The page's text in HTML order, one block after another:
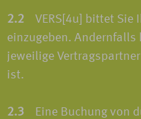
2.2 VERS[4u] bittet Sie
einzugeben. Andernfalls
jeweilige
ist.
2.3 Eine Buchung von